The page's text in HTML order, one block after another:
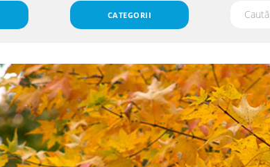
CATEGORII